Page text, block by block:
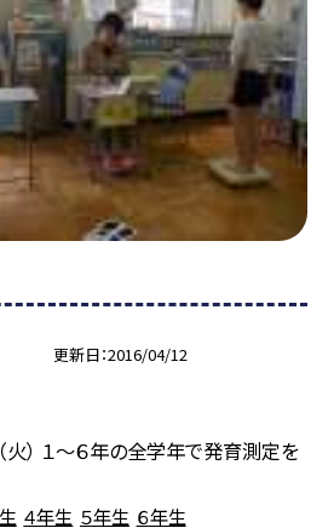
更新日 2016/04/12
（火） １〜６年の全学年で発育測定を
４年生 ５年生 ６年生